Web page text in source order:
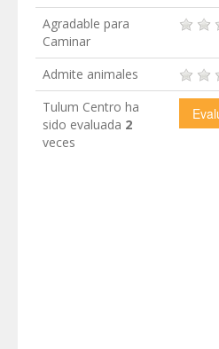
Agradable para
Caminar
Admite animales
Tulum Centro ha
sido evaluada 2
veces